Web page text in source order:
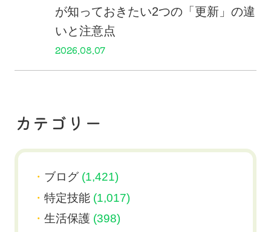
が知っておきたい2つの「更新」の違
いと注意点
2026.08.07
カテゴリー
ブログ(1,421)
特定技能(1,017)
生活保護 (398)